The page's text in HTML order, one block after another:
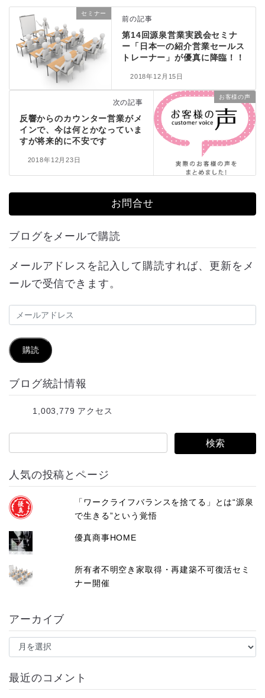
セミナー
前の記事
第14回源泉営業実践会セミナ
ー「日本一の紹介営業セールス
トレーナー」が優真に降臨！！
2018年12月15日
お客様の声
次の記事
反響からのカウンター営業がメ
インで、今は何とかなっていま
すが将来的に不安です
2018年12月23日
お問合せ
ブログをメールで購読
メールアドレスを記入して購読すれば、更新をメ
ールで受信できます。
メ
ル
ア
ド
購読
ブログ統計情報
1,003,779 アクセス
人気の投稿とページ
「ワークライフバランスを捨てる」とは“源泉
で生きる”という覚悟
優真商事HOME
所有者不明空き家取得・再建築不可復活セミ
ナー開催
アーカイブ
ア
イ
ブ
最近のコメント